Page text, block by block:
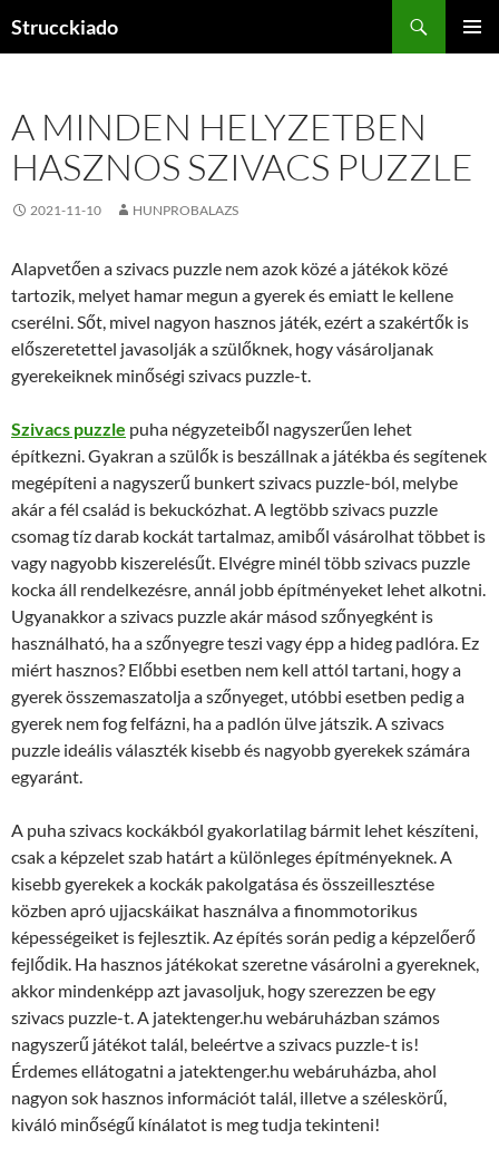
Strucckiado
A MINDEN HELYZETBEN
HASZNOS SZIVACS PUZZLE
2021-11-10 HUNPROBALAZS
Alapvetően a szivacs puzzle nem azok közé a játékok közé
tartozik, melyet hamar megun a gyerek és emiatt le kellene
cserélni. Sőt, mivel nagyon hasznos játék, ezért a szakértők is
előszeretettel javasolják a szülőknek, hogy vásároljanak
gyerekeiknek minőségi szivacs puzzle-t.
Szivacs puzzle puha négyzeteiből nagyszerűen lehet
építkezni. Gyakran a szülők is beszállnak a játékba és segítenek
megépíteni a nagyszerű bunkert szivacs puzzle-ból, melybe
akár a fél család is bekuckózhat. A legtöbb szivacs puzzle
csomag tíz darab kockát tartalmaz, amiből vásárolhat többet is
vagy nagyobb kiszerelésűt. Elvégre minél több szivacs puzzle
kocka áll rendelkezésre, annál jobb építményeket lehet alkotni.
Ugyanakkor a szivacs puzzle akár másod szőnyegként is
használható, ha a szőnyegre teszi vagy épp a hideg padlóra. Ez
miért hasznos? Előbbi esetben nem kell attól tartani, hogy a
gyerek összemaszatolja a szőnyeget, utóbbi esetben pedig a
gyerek nem fog felfázni, ha a padlón ülve játszik. A szivacs
puzzle ideális választék kisebb és nagyobb gyerekek számára
egyaránt.
A puha szivacs kockákból gyakorlatilag bármit lehet készíteni,
csak a képzelet szab határt a különleges építményeknek. A
kisebb gyerekek a kockák pakolgatása és összeillesztése
közben apró ujjacskáikat használva a finommotorikus
képességeiket is fejlesztik. Az építés során pedig a képzelőerő
fejlődik. Ha hasznos játékokat szeretne vásárolni a gyereknek,
akkor mindenképp azt javasoljuk, hogy szerezzen be egy
szivacs puzzle-t. A jatektenger.hu webáruházban számos
nagyszerű játékot talál, beleértve a szivacs puzzle-t is!
Érdemes ellátogatni a jatektenger.hu webáruházba, ahol
nagyon sok hasznos információt talál, illetve a széleskörű,
kiváló minőségű kínálatot is meg tudja tekinteni!